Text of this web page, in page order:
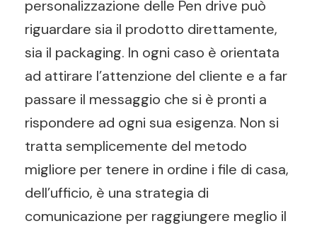
personalizzazione delle Pen drive può
riguardare sia il prodotto direttamente,
sia il packaging. In ogni caso è orientata
ad attirare l’attenzione del cliente e a far
passare il messaggio che si è pronti a
rispondere ad ogni sua esigenza. Non si
tratta semplicemente del metodo
migliore per tenere in ordine i file di casa,
dell’ufficio, è una strategia di
comunicazione per raggiungere meglio il